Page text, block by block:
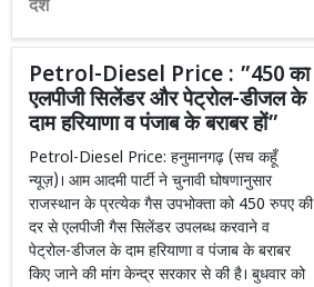
देश
Petrol-Diesel Price : ”450 का
एलपीजी सिलेंडर और पेट्रोल-डीजल के
दाम हरियाणा व पंजाब के बराबर हों”
Petrol-Diesel Price: हनुमानगढ़ (सच कहूँ
न्यूज़)। आम आदमी पार्टी ने चुनावी घोषणानुसार
राजस्थान के प्रत्येक गैस उपभोक्ता को 450 रुपए की
दर से एलपीजी गैस सिलेंडर उपलब्ध करवाने व
पेट्रोल-डीजल के दाम हरियाणा व पंजाब के बराबर
किए जाने की मांग केन्द्र सरकार से की है। बुधवार को